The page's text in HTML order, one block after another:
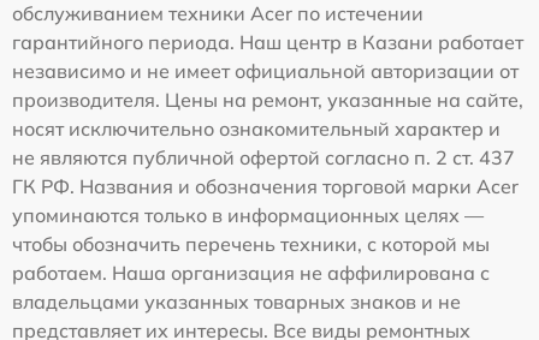
обслуживанием техники Acer по истечении
гарантийного периода. Наш центр в Казани работает
независимо и не имеет официальной авторизации от
производителя. Цены на ремонт, указанные на сайте,
носят исключительно ознакомительный характер и
не являются публичной офертой согласно п. 2 ст. 437
ГК РФ. Названия и обозначения торговой марки Acer
упоминаются только в информационных целях —
чтобы обозначить перечень техники, с которой мы
работаем. Наша организация не аффилирована с
владельцами указанных товарных знаков и не
представляет их интересы. Все виды ремонтных